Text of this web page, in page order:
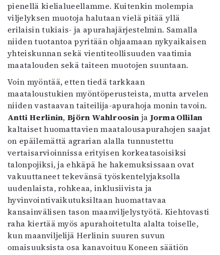
pienellä kielialueellamme. Kuitenkin molempia
viljelyksen muotoja halutaan vielä pitää yllä
erilaisin tukiais- ja apurahajärjestelmin. Samalla
niiden tuotantoa pyritään ohjaamaan nykyaikaisen
yhteiskunnan sekä vientiteollisuuden vaatimia
maatalouden sekä taiteen muotojen suuntaan.
Voin myöntää, etten tiedä tarkkaan
maataloustukien myöntöperusteista, mutta arvelen
niiden vastaavan taiteilija-apurahoja monin tavoin.
Antti Herlinin,Björn Wahl­roosin ja Jorma Ollilan
kaltaiset huomattavien maatalousapurahojen saajat
on epäilemättä agrarian alalla tunnustettu
vertaisarvioinnissa erityisen korkeatasoisiksi
talonpojiksi, ja ehkäpä he hakemuksissaan ovat
vakuuttaneet tekevänsä työskentelyjaksolla
uudenlaista, rohkeaa, inklusiivista ja
hyvinvointivaikutuksiltaan huomattavaa
kansainvälisen tason maanviljelystyötä. Kiehtovasti
raha kiertää myös apurahoitetulta alalta toiselle,
kun maanviljelijä Herlinin suuren suvun
omaisuuksista osa kanavoituu Koneen säätiön